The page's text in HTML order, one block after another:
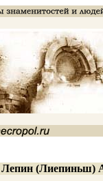
Лепин (Лиепиньш)